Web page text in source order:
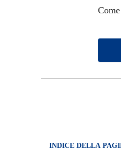
INDICE DELLA